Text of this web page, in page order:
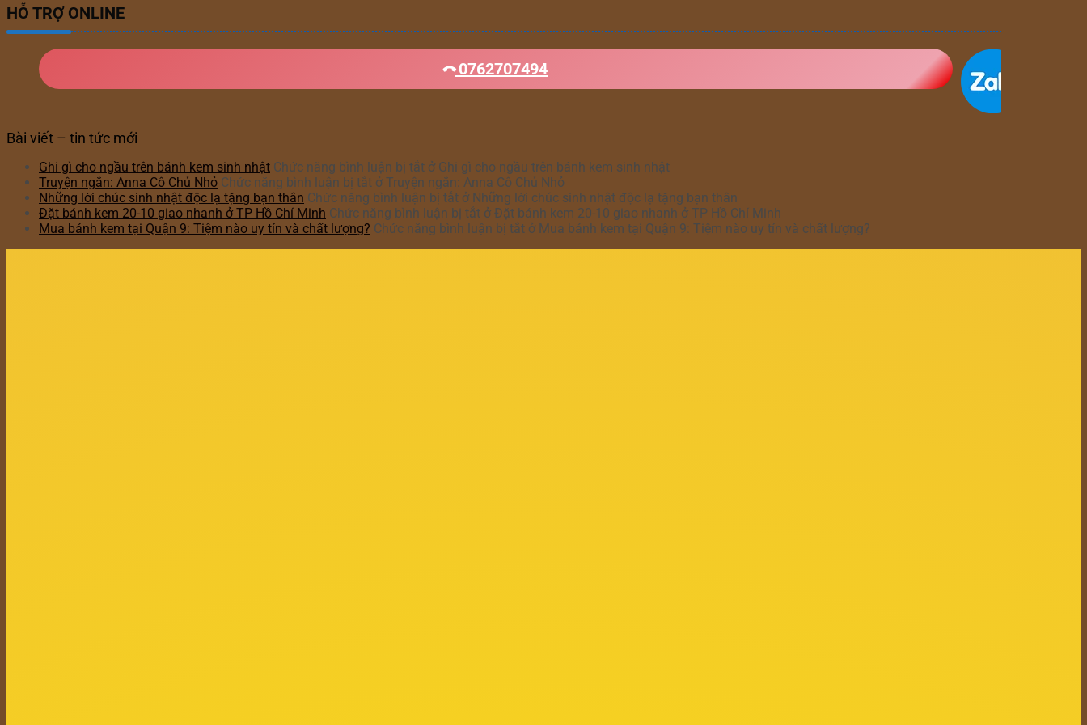
HỖ TRỢ ONLINE
0762707494
Bài viết – tin tức mới
Ghi gì cho ngầu trên bánh kem sinh nhật Chức năng bình luận bị tắt ở Ghi gì cho ngầu trên bánh kem sinh nhật
Truyện ngắn: Anna Cô Chủ Nhỏ Chức năng bình luận bị tắt ở Truyện ngắn: Anna Cô Chủ Nhỏ
Những lời chúc sinh nhật độc lạ tặng bạn thân Chức năng bình luận bị tắt ở Những lời chúc sinh nhật độc lạ tặng bạn thân
Đặt bánh kem 20-10 giao nhanh ở TP Hồ Chí Minh Chức năng bình luận bị tắt ở Đặt bánh kem 20-10 giao nhanh ở TP Hồ Chí Minh
Mua bánh kem tại Quận 9: Tiệm nào uy tín và chất lượng? Chức năng bình luận bị tắt ở Mua bánh kem tại Quận 9: Tiệm nào uy tín và chất lượng?